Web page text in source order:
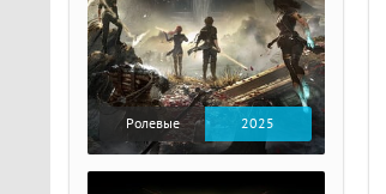
Ролевые 2025